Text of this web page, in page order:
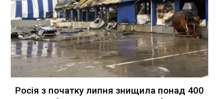
Росія з початку липня знищила понад 400